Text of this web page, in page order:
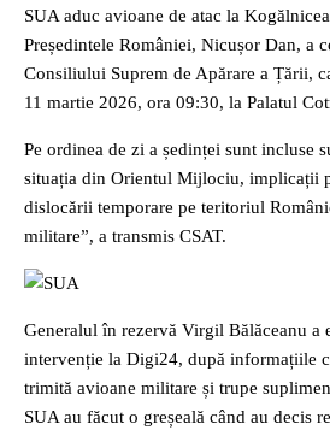
SUA aduc avioane de atac la
Președintele României, Nicușor Dan, a
Consiliului Suprem de Apărare a Țării,
11 martie 2026, ora 09:30, la Palatul
Pe ordinea de zi a ședinței sunt incluse
situația din Orientul Mijlociu, implicații
dislocării temporare pe teritoriul
militare”, a transmis CSAT.
Generalul în rezervă Virgil Bălăceanu a
intervenție la Digi24, după informațiile
trimită avioane militare și trupe
SUA au făcut o greșeală când au decis